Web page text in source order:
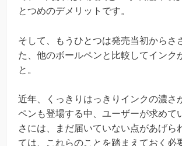
とつめのデメリットです。
そして、もうひとつは発売当初からさ
た、他のボールペンと比較してインク
と。
近年、くっきりはっきりインクの濃さ
ペンも登場する中、ユーザーが求めて
さには、まだ届いていない点があげら
ては、これらのことを踏まえておく必